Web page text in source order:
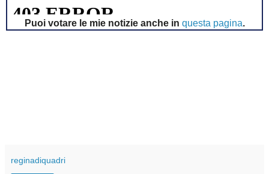
Puoi votare le mie notizie anche in questa pagina.
reginadiquadri